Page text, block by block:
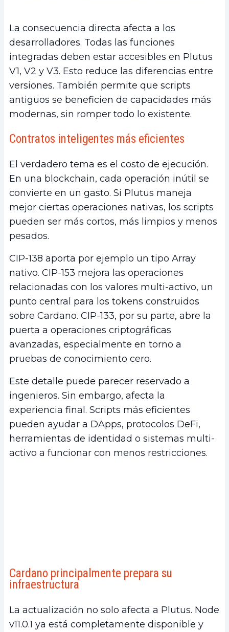
La consecuencia directa afecta a los
desarrolladores. Todas las funciones
integradas deben estar accesibles en Plutus
V1, V2 y V3. Esto reduce las diferencias entre
versiones. También permite que scripts
antiguos se beneficien de capacidades más
modernas, sin romper todo lo existente.
Contratos inteligentes más eficientes
El verdadero tema es el costo de ejecución.
En una blockchain, cada operación inútil se
convierte en un gasto. Si Plutus maneja
mejor ciertas operaciones nativas, los scripts
pueden ser más cortos, más limpios y menos
pesados.
CIP-138 aporta por ejemplo un tipo Array
nativo. CIP-153 mejora las operaciones
relacionadas con los valores multi-activo, un
punto central para los tokens construidos
sobre Cardano. CIP-133, por su parte, abre la
puerta a operaciones criptográficas
avanzadas, especialmente en torno a
pruebas de conocimiento cero.
Este detalle puede parecer reservado a
ingenieros. Sin embargo, afecta la
experiencia final. Scripts más eficientes
pueden ayudar a DApps, protocolos DeFi,
herramientas de identidad o sistemas multi-
activo a funcionar con menos restricciones.
Cardano principalmente prepara su
infraestructura
La actualización no solo afecta a Plutus. Node
v11.0.1 ya está completamente disponible y